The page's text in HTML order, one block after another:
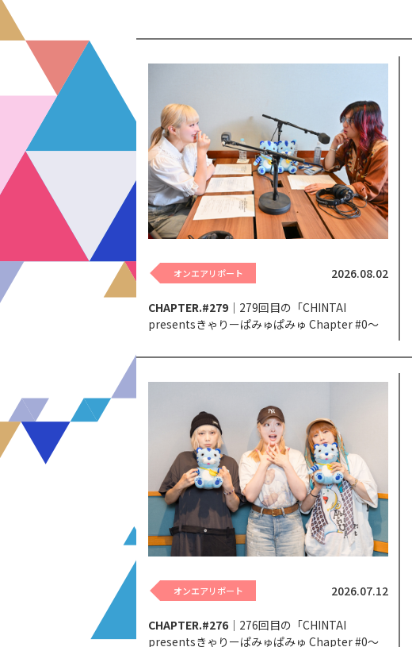
オンエアリポート 2026.08.02
CHAPTER.#279 ｜279回目の「CHINTAI
presentsきゃりーぱみゅぱみゅ Chapter #0～
オンエアリポート 2026.07.12
CHAPTER.#276 ｜276回目の「CHINTAI
presentsきゃりーぱみゅぱみゅ Chapter #0～